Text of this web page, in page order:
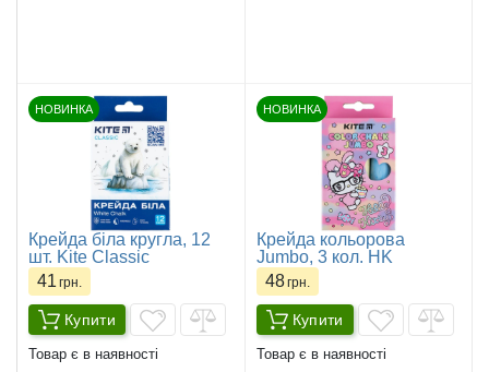
НОВИНКА
Крейда біла кругла, 12
шт. Kite Classic
41 грн.
Купити
Товар є в наявності
НОВИНКА
Крейда кольорова
Jumbo, 3 кол. HK
48грн.
Купити
Товар є в наявності